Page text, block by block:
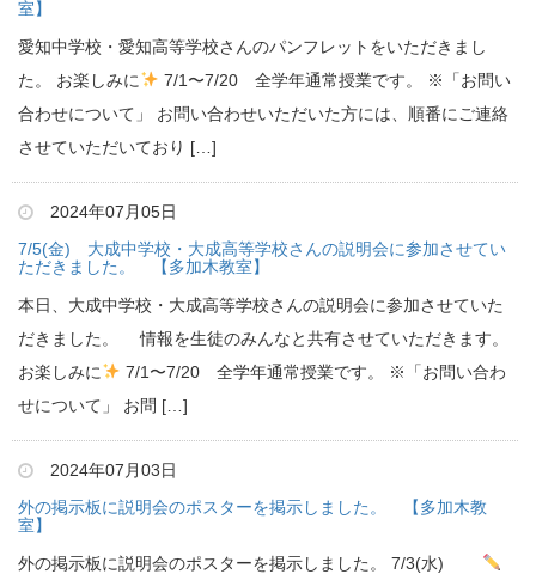
室】
愛知中学校・愛知高等学校さんのパンフレットをいただきまし
た。 お楽しみに
7/1〜7/20 全学年通常授業です。 ※「お問い
合わせについて」 お問い合わせいただいた方には、順番にご連絡
させていただいており […]
2024年07月05日
7/5(金) 大成中学校・大成高等学校さんの説明会に参加させてい
ただきました。 【多加木教室】
本日、大成中学校・大成高等学校さんの説明会に参加させていた
だきました。 情報を生徒のみんなと共有させていただきます。
お楽しみに
7/1〜7/20 全学年通常授業です。 ※「お問い合わ
せについて」 お問 […]
2024年07月03日
外の掲示板に説明会のポスターを掲示しました。 【多加木教
室】
外の掲示板に説明会のポスターを掲示しました。 7/3(水)